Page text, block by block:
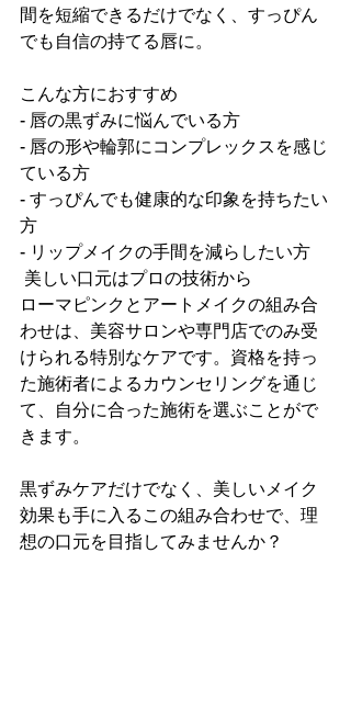
間を短縮できるだけでなく、すっぴん
でも自信の持てる唇に。
こんな方におすすめ
- 唇の黒ずみに悩んでいる方
- 唇の形や輪郭にコンプレックスを感じ
ている方
- すっぴんでも健康的な印象を持ちたい
方
- リップメイクの手間を減らしたい方
美しい口元はプロの技術から
ローマピンクとアートメイクの組み合
わせは、美容サロンや専門店でのみ受
けられる特別なケアです。資格を持っ
た施術者によるカウンセリングを通じ
て、自分に合った施術を選ぶことがで
きます。
黒ずみケアだけでなく、美しいメイク
効果も手に入るこの組み合わせで、理
想の口元を目指してみませんか？